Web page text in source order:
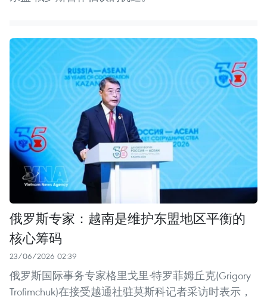
俄罗斯专家：越南是维护东盟地区平衡的
核心筹码
23/06/2026 02:39
俄罗斯国际事务专家格里戈里·特罗菲姆丘克(Grigory
Trofimchuk)在接受越通社驻莫斯科记者采访时表示，